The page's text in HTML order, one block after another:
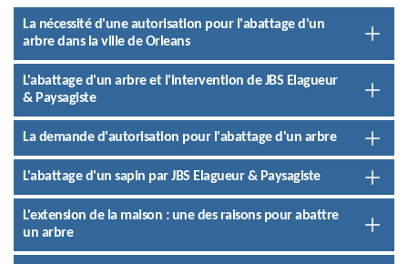
La nécessité d'une autorisation pour l'abattage d'un
arbre dans la ville de Orleans
L'abattage d'un arbre et l'intervention de JBS Elagueur
& Paysagiste
La demande d'autorisation pour l'abattage d'un arbre
L'abattage d'un sapin par JBS Elagueur & Paysagiste
L'extension de la maison : une des raisons pour abattre
un arbre